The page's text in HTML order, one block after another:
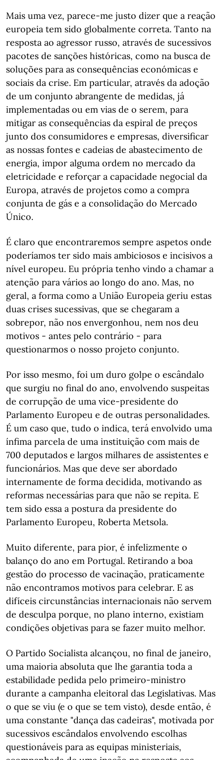
Mais uma vez, parece-me justo dizer que a reação
europeia tem sido globalmente correta. Tanto na
resposta ao agressor russo, através de sucessivos
pacotes de sanções históricas, como na busca de
soluções para as consequências económicas e
sociais da crise. Em particular, através da adoção
de um conjunto abrangente de medidas, já
implementadas ou em vias de o serem, para
mitigar as consequências da espiral de preços
junto dos consumidores e empresas, diversificar
as nossas fontes e cadeias de abastecimento de
energia, impor alguma ordem no mercado da
eletricidade e reforçar a capacidade negocial da
Europa, através de projetos como a compra
conjunta de gás e a consolidação do Mercado
Único.
É claro que encontraremos sempre aspetos onde
poderíamos ter sido mais ambiciosos e incisivos a
nível europeu. Eu própria tenho vindo a chamar a
atenção para vários ao longo do ano. Mas, no
geral, a forma como a União Europeia geriu estas
duas crises sucessivas, que se chegaram a
sobrepor, não nos envergonhou, nem nos deu
motivos - antes pelo contrário - para
questionarmos o nosso projeto conjunto.
Por isso mesmo, foi um duro golpe o escândalo
que surgiu no final do ano, envolvendo suspeitas
de corrupção de uma vice-presidente do
Parlamento Europeu e de outras personalidades.
É um caso que, tudo o indica, terá envolvido uma
ínfima parcela de uma instituição com mais de
700 deputados e largos milhares de assistentes e
funcionários. Mas que deve ser abordado
internamente de forma decidida, motivando as
reformas necessárias para que não se repita. E
tem sido essa a postura da presidente do
Parlamento Europeu, Roberta Metsola.
Muito diferente, para pior, é infelizmente o
balanço do ano em Portugal. Retirando a boa
gestão do processo de vacinação, praticamente
não encontramos motivos para celebrar. E as
difíceis circunstâncias internacionais não servem
de desculpa porque, no plano interno, existiam
condições objetivas para se fazer muito melhor.
O Partido Socialista alcançou, no final de janeiro,
uma maioria absoluta que lhe garantia toda a
estabilidade pedida pelo primeiro-ministro
durante a campanha eleitoral das Legislativas. Mas
o que se viu (e o que se tem visto), desde então, é
uma constante "dança das cadeiras", motivada por
sucessivos escândalos envolvendo escolhas
questionáveis para as equipas ministeriais,